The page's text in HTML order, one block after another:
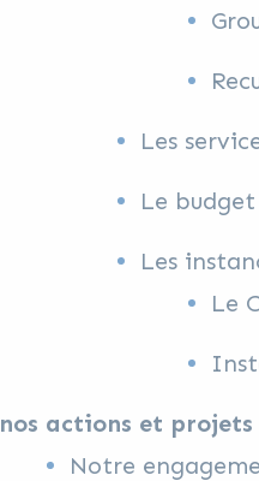
Les
Le budget
Les
Le
nos actions et projets
Notre